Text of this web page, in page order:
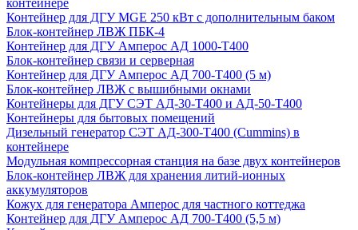
контейнере
Контейнер для ДГУ MGE 250 кВт с дополнительным баком
Блок-контейнер ЛВЖ ПБК-4
Контейнер для ДГУ Амперос АД 1000-Т400
Блок-контейнер связи и серверная
Контейнер для ДГУ Амперос АД 700-Т400 (5 м)
Блок-контейнер ЛВЖ с вышибными окнами
Контейнеры для ДГУ СЭТ АД-30-Т400 и АД-50-Т400
Контейнеры для бытовых помещений
Дизельный генератор СЭТ АД-300-Т400 (Cummins) в
контейнере
Модульная компрессорная станция на базе двух контейнеров
Блок-контейнер ЛВЖ для хранения литий-ионных
аккумуляторов
Кожух для генератора Амперос для частного коттеджа
Контейнер для ДГУ Амперос АД 700-Т400 (5,5 м)